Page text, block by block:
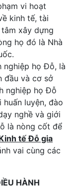
vi hoạt
kinh tế, tài
xây dựng
họ đó là Nhà
nghiệp họ Đỗ, là
đầu và cơ sở
nghiệp họ Đỗ
luyện, đào
nghề và giới
là nòng cốt để
tế Đỗ gia
vai cùng các
HÀNH